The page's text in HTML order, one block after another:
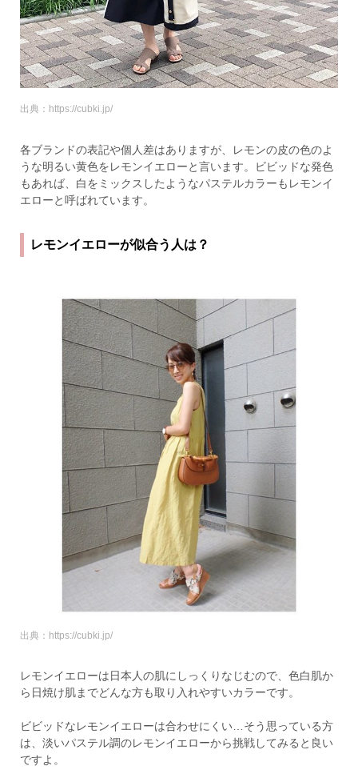
出典：https://cubki.jp/
各ブランドの表記や個人差はありますが、レモンの皮の色のよ
うな明るい黄色をレモンイエローと言います。ビビッドな発色
もあれば、白をミックスしたようなパステルカラーもレモンイ
エローと呼ばれています。
レモンイエローが似合う人は？
出典：https://cubki.jp/
レモンイエローは日本人の肌にしっくりなじむので、色白肌か
ら日焼け肌までどんな方も取り入れやすいカラーです。
ビビッドなレモンイエローは合わせにくい…そう思っている方
は、淡いパステル調のレモンイエローから挑戦してみると良い
ですよ。